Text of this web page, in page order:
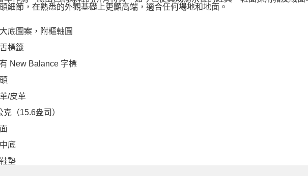
細節，在熟悉的外觀基礎上更顯高端，適合任何場地和地面。
底圖案，附樞軸圓
標籤
New Balance 字標
/皮革
克（15.6盎司）
底
墊